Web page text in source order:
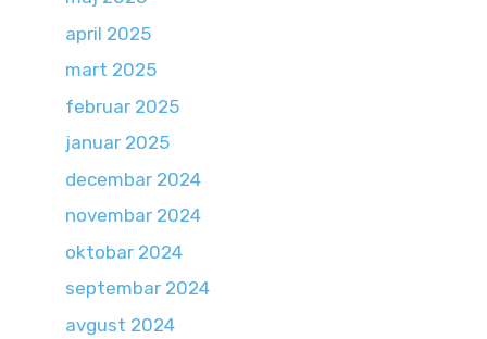
april 2025
mart 2025
februar 2025
januar 2025
decembar 2024
novembar 2024
oktobar 2024
septembar 2024
avgust 2024